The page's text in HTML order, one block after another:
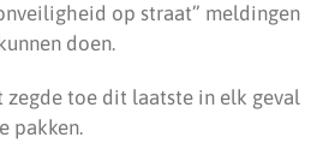
op straat” meldingen
doen.
zegde toe dit laatste in elk geval
pakken.